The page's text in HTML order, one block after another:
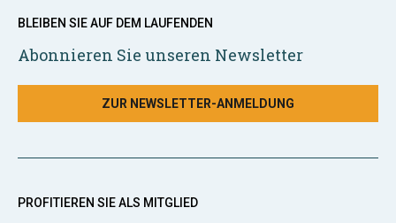
BLEIBEN SIE AUF DEM LAUFENDEN
Abonnieren Sie unseren Newsletter
ZUR NEWSLETTER-ANMELDUNG
PROFITIEREN SIE ALS MITGLIED